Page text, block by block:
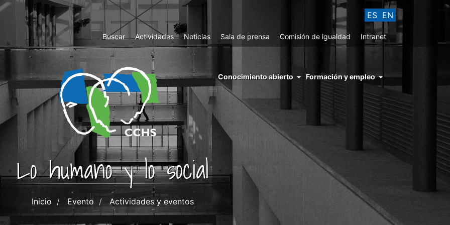
ES EN
Top
Menu
Buscar Actividades Noticias Sala de prensa Comisión de igualdad Intranet
menu
right
cchs
conocimiento
abierto
Conocimiento abierto Formación y empleo
Lo humano y lo social
Inicio Evento Actividades y eventos